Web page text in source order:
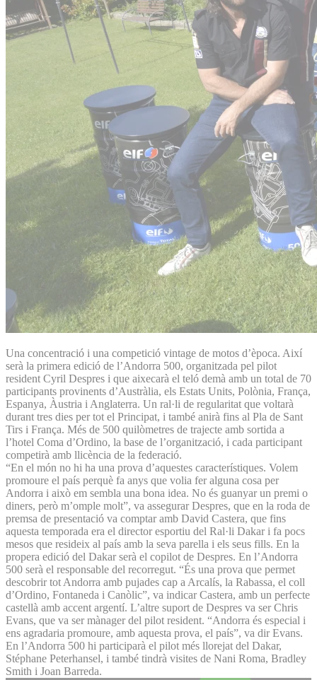
Una concentració i una competició vintage de motos d’època. Així
serà la primera edició de l’Andorra 500, organitzada pel pilot
resident Cyril Despres i que aixecarà el teló demà amb un total de 70
participants provinents d’Austràlia, els Estats Units, Polònia, França,
Espanya, Àustria i Anglaterra. Un ral·li de regularitat que voltarà
durant tres dies per tot el Principat, i també anirà fins al Pla de Sant
Tirs i França. Més de 500 quilòmetres de trajecte amb sortida a
l’hotel Coma d’Ordino, la base de l’organització, i cada participant
competirà amb llicència de la federació.
“En el món no hi ha una prova d’aquestes característiques. Volem
promoure el país perquè fa anys que volia fer alguna cosa per
Andorra i això em sembla una bona idea. No és guanyar un premi o
diners, però m’omple molt”, va assegurar Despres, que en la roda de
premsa de presentació va comptar amb David Castera, que fins
aquesta temporada era el director esportiu del Ral·li Dakar i fa pocs
mesos que resideix al país amb la seva parella i els seus fills. En la
propera edició del Dakar serà el copilot de Despres. En l’Andorra
500 serà el responsable del recorregut. “És una prova que permet
descobrir tot Andorra amb pujades cap a Arcalís, la Rabassa, el coll
d’Ordino, Fontaneda i Canòlic”, va indicar Castera, amb un perfecte
castellà amb accent argentí. L’altre suport de Despres va ser Chris
Evans, que va ser mànager del pilot resident. “Andorra és especial i
ens agradaria promoure, amb aquesta prova, el país”, va dir Evans.
En l’Andorra 500 hi participarà el pilot més llorejat del Dakar,
Stéphane Peterhansel, i també tindrà visites de Nani Roma, Bradley
Smith i Joan Barreda.